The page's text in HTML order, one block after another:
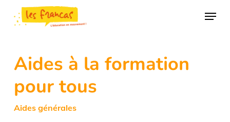
Panneau de gestion des cookies
main
Menu
Aides à la formation
pour tous
Aides générales